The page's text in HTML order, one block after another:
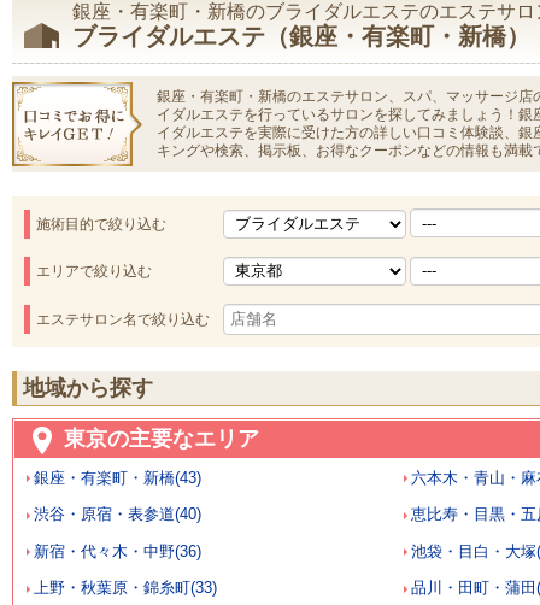
銀座・有楽町・新橋のブライダルエステのエステサロ
ブライダルエステ（銀座・有楽町・新橋）
銀座・有楽町・新橋のエステサロン、スパ、マッサージ
イダルエステを行っているサロンを探してみましょう！
イダルエステを実際に受けた方の詳しい口コミ体験談、
キングや検索、掲示板、お得なクーポンなどの情報も満載
施術目的で絞り込む
エリアで絞り込む
エステサロン名で絞り込む
地域から探す
東京の主要なエリア
銀座・有楽町・新橋(43) 六本木・青山・
渋谷・原宿・表参道(40) 恵比寿・目黒・五
新宿・代々木・中野(36) 池袋・目白・大塚
上野・秋葉原・錦糸町(33) 品川・田町・蒲田